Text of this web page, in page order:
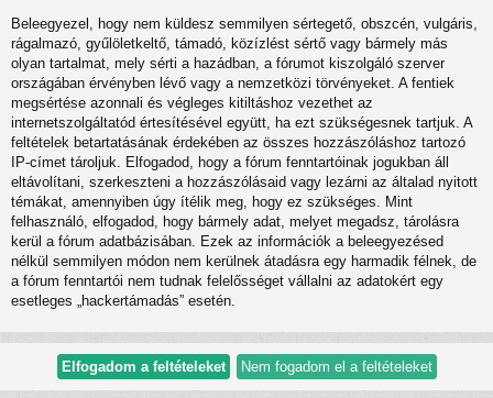
Beleegyezel, hogy nem küldesz semmilyen sértegető, obszcén, vulgáris,
rágalmazó, gyűlöletkeltő, támadó, közízlést sértő vagy bármely más
olyan tartalmat, mely sérti a hazádban, a fórumot kiszolgáló szerver
országában érvényben lévő vagy a nemzetközi törvényeket. A fentiek
megsértése azonnali és végleges kitiltáshoz vezethet az
internetszolgáltatód értesítésével együtt, ha ezt szükségesnek tartjuk. A
feltételek betartatásának érdekében az összes hozzászóláshoz tartozó
IP-címet tároljuk. Elfogadod, hogy a fórum fenntartóinak jogukban áll
eltávolítani, szerkeszteni a hozzászólásaid vagy lezárni az általad nyitott
témákat, amennyiben úgy ítélik meg, hogy ez szükséges. Mint
felhasználó, elfogadod, hogy bármely adat, melyet megadsz, tárolásra
kerül a fórum adatbázisában. Ezek az információk a beleegyezésed
nélkül semmilyen módon nem kerülnek átadásra egy harmadik félnek, de
a fórum fenntartói nem tudnak felelősséget vállalni az adatokért egy
esetleges „hackertámadás” esetén.